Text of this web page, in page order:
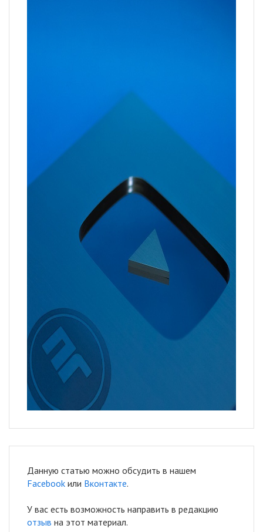
Данную статью можно обсудить в нашем
Facebook или Вконтакте.
У вас есть возможность направить в редакцию
отзыв на этот материал.